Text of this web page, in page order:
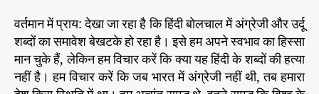
वर्तमान में प्राय: देखा जा रहा है कि हिंदी बोलचाल में अंग्रेजी और उर्दू
शब्दों का समावेश बेखटके हो रहा है। इसे हम अपने स्वभाव का हिस्सा
मान चुके हैं, लेकिन हम विचार करें कि क्या यह हिंदी के शब्दों की हत्या
नहीं है। हम विचार करें कि जब भारत में अंग्रेजी नहीं थी, तब हमारा